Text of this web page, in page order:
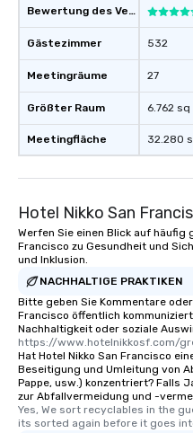
Bewertung des Veranstaltungsortes
Gästezimmer
Meetingräume
Größter Raum
Meetingfläche
532
27
6.762
32.280
Hotel Nikko San
Werfen Sie einen Blick auf häufig
Francisco zu Gesundheit und
und Inklusion.
NACHHALTIGE PRAKTIKEN
Bitte geben Sie Kommentare
Francisco öffentlich
Nachhaltigkeit oder soziale
https://www.hotelnikkosf.com/
Hat Hotel Nikko San Francisco
Beseitigung und Umleitung von
Pappe, usw.) konzentriert? Falls
zur Abfallvermeidung und -
Yes, We sort recyclables in the
its sorted again before it goes